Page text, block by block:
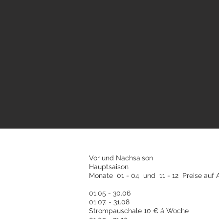
Vor und Nachsaison
Hauptsaison
Monate 01 - 04 und 11 - 12 Preise auf
01.05 - 30.06
01.07. - 31.08
Strompauschale 10 € á Woche